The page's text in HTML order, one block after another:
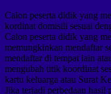
Calon peserta didik yang
kordinat domisili sesuai
Calon peserta didik yang
memungkinkan mendaftar
mendaftar di tempat lain
mengubah titik koordinat
kartu keluarga atau Surat
Jika terjadi perbedaan hasil